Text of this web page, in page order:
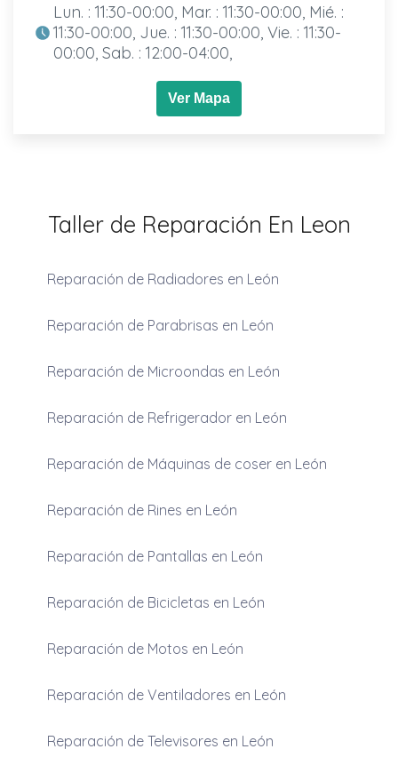
Lun. : 11:30-00:00, Mar. : 11:30-00:00, Mié. :
11:30-00:00, Jue. : 11:30-00:00, Vie. : 11:30-
00:00, Sab. : 12:00-04:00,
Ver Mapa
Taller de Reparación En Leon
Reparación de Radiadores en León
Reparación de Parabrisas en León
Reparación de Microondas en León
Reparación de Refrigerador en León
Reparación de Máquinas de coser en León
Reparación de Rines en León
Reparación de Pantallas en León
Reparación de Bicicletas en León
Reparación de Motos en León
Reparación de Ventiladores en León
Reparación de Televisores en León